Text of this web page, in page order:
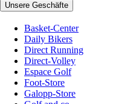
Unsere Geschäfte
Basket-Center
Daily Bikers
Direct Running
Direct-Volley
Espace Golf
Foot-Store
Galopp-Store